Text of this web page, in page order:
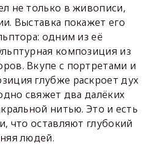
не только в живописи,
Выставка покажет его
одним из её
композиция из
Вкупе с портретами и
глубже раскроет дух
свяжет два далёких
нитью. Это и есть
что оставляют глубокий
людей.